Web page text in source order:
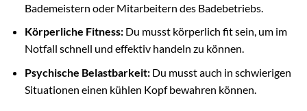
Bademeistern oder Mitarbeitern des Badebetriebs.
Körperliche Fitness:Du musst körperlich fit sein, um im
Notfall schnell und effektiv handeln zu können.
Psychische Belastbarkeit:Du musst auch in schwierigen
Situationen einen kühlen Kopf bewahren können.